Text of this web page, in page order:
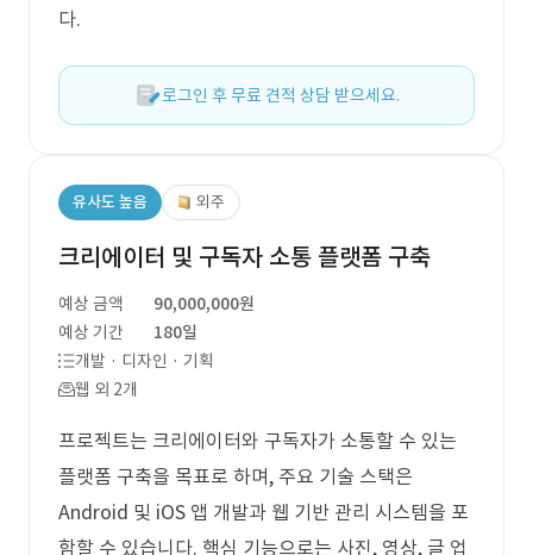
다.
로그인 후 무료 견적 상담 받으세요.
유사도 높음 외주
크리에이터 및 구독자 소통 플랫폼 구축
예상 금액
90,000,000원
예상 기간
180일
개발 · 디자인 · 기획
웹 외 2개
프로젝트는 크리에이터와 구독자가 소통할 수 있는
플랫폼 구축을 목표로 하며, 주요 기술 스택은
Android 및 iOS 앱 개발과 웹 기반 관리 시스템을 포
함할 수 있습니다. 핵심 기능으로는 사진, 영상, 글 업